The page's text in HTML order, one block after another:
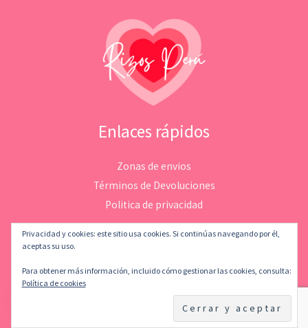
Enlaces rápidos
Zonas de envios
Términos de Devoluciones
Politica de privacidad
Copyright © 2026 Rizosperu | Desarrollado por LeMatStudio
Privacidad y cookies: este sitio usa cookies. Si continúas navegando por él,
aceptas su uso.
Para obtener más información, incluido cómo gestionar las cookies, consulta:
Política de cookies